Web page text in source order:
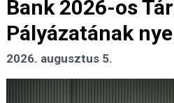
Bank 2026-os
Pályázatának
2026. augusztus 5.